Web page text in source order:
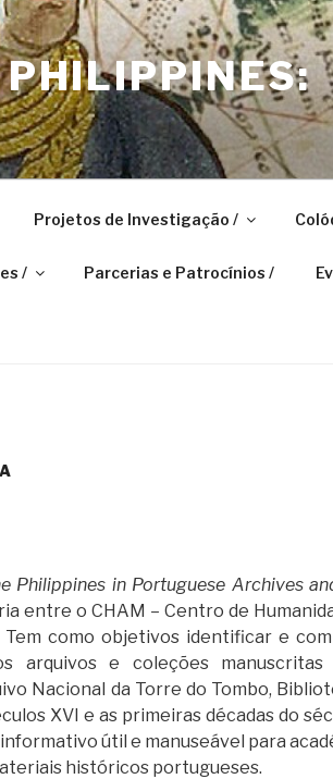
Projetos de Investigação /
/ Parcerias e Patrocínios /
Philippines in Portuguese Archives
entre o CHAM – Centro de
Tem como objetivos identificar e
arquivos e coleções
Nacional da Torre do Tombo,
XVI e as primeiras décadas do
útil e manuseável para
históricos portugueses.